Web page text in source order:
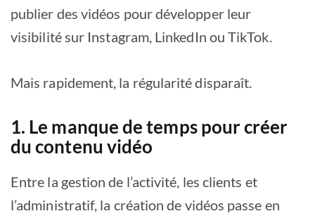
publier des vidéos pour développer leur
visibilité sur Instagram, LinkedIn ou TikTok.
Mais rapidement, la régularité disparaît.
1. Le manque de temps pour créer
du contenu vidéo
Entre la gestion de l’activité, les clients et
l’administratif, la création de vidéos passe en